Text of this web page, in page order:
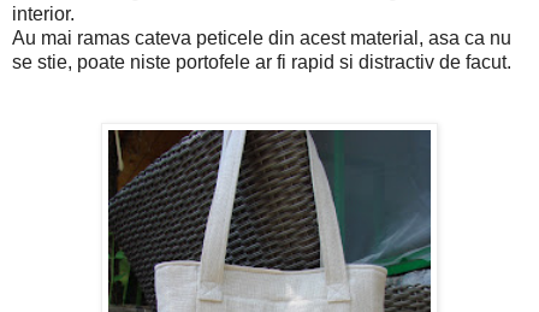
interior.
Au mai ramas cateva peticele din acest material, asa ca nu
se stie, poate niste portofele ar fi rapid si distractiv de facut.